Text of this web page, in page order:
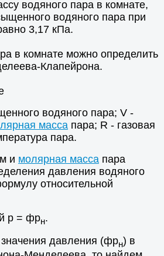
водяного пара в комнате,
водяного пара при
3,17 кПа.
в комнате можно определить
Клапейрона.
водяного пара; V -
масса пара; R - газовая
пара.
и молярная масса пара
давления водяного
относительной
р = фрн.
давления (фрн) в